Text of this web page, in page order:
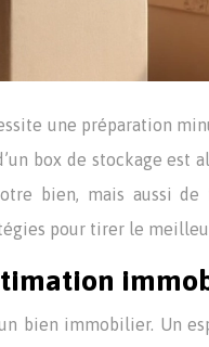
une préparation
box de stockage
bien, mais aussi
pour tirer le
bien immobilier. Un